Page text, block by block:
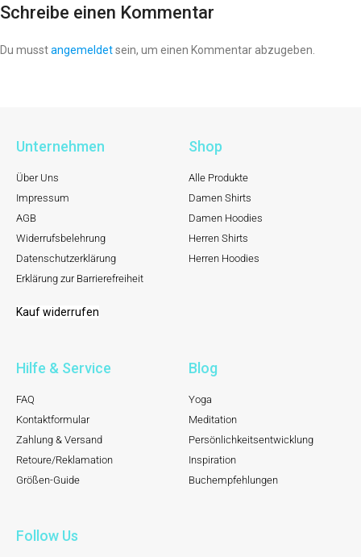
Schreibe einen Kommentar
Du musstangemeldetsein, um einen Kommentar abzugeben.
Unternehmen
Über Uns
Impressum
AGB
Widerrufsbelehrung
Datenschutzerklärung
Erklärung zur Barrierefreiheit
Kauf widerrufen
Shop
Alle Produkte
Damen Shirts
Damen Hoodies
Herren Shirts
Herren Hoodies
Hilfe & Service
FAQ
Kontaktformular
Zahlung & Versand
Retoure/Reklamation
Größen-Guide
Blog
Yoga
Meditation
Persönlichkeitsentwicklung
Inspiration
Buchempfehlungen
Follow Us